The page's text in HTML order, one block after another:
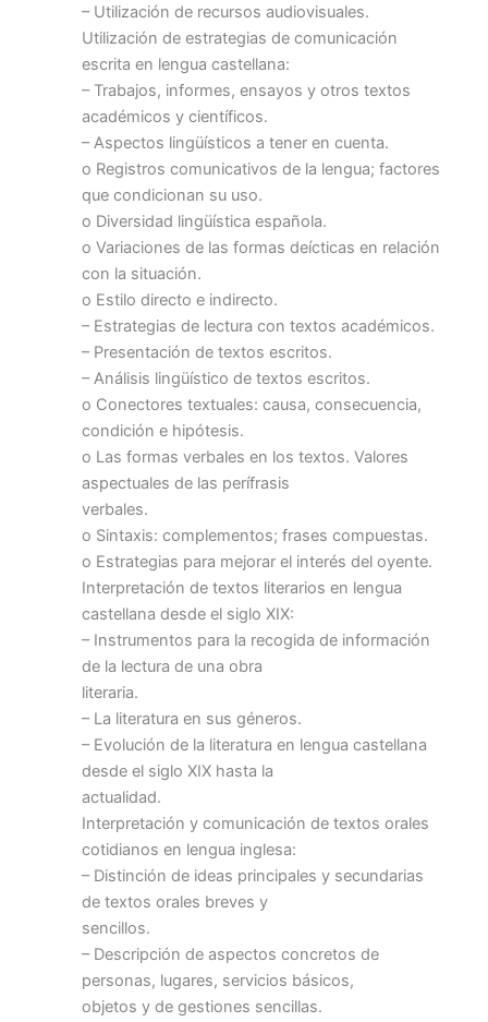
– Utilización de recursos audiovisuales.
Utilización de estrategias de comunicación
escrita en lengua castellana:
– Trabajos, informes, ensayos y otros textos
académicos y científicos.
– Aspectos lingüísticos a tener en cuenta.
o Registros comunicativos de la lengua; factores
que condicionan su uso.
o Diversidad lingüística española.
o Variaciones de las formas deícticas en relación
con la situación.
o Estilo directo e indirecto.
– Estrategias de lectura con textos académicos.
– Presentación de textos escritos.
– Análisis lingüístico de textos escritos.
o Conectores textuales: causa, consecuencia,
condición e hipótesis.
o Las formas verbales en los textos. Valores
aspectuales de las perífrasis
verbales.
o Sintaxis: complementos; frases compuestas.
o Estrategias para mejorar el interés del oyente.
Interpretación de textos literarios en lengua
castellana desde el siglo XIX:
– Instrumentos para la recogida de información
de la lectura de una obra
literaria.
– La literatura en sus géneros.
– Evolución de la literatura en lengua castellana
desde el siglo XIX hasta la
actualidad.
Interpretación y comunicación de textos orales
cotidianos en lengua inglesa:
– Distinción de ideas principales y secundarias
de textos orales breves y
sencillos.
– Descripción de aspectos concretos de
personas, lugares, servicios básicos,
objetos y de gestiones sencillas.